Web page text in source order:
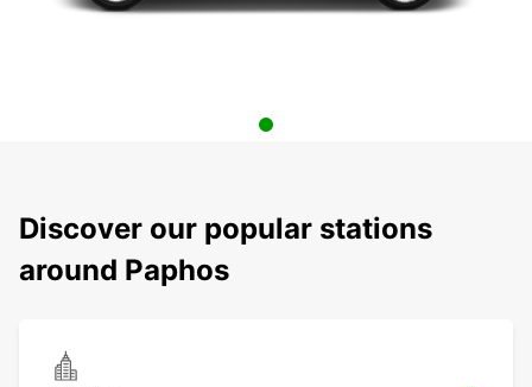
Discover our popular stations
around Paphos